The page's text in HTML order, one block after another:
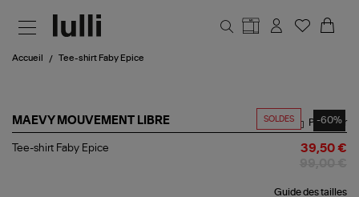
Accueil Tee-shirt Faby Epice
SOLDES -60%
MAEVY MOUVEMENT LIBRE
Tee-
Partager
Tee-shirt Faby Epice 39,50 €
Guide des tailles